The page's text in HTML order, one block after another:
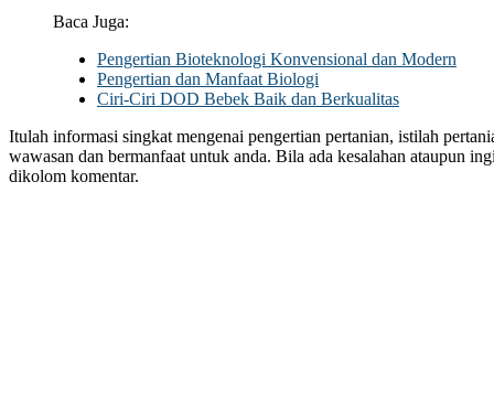
Baca Juga:
Pengertian Bioteknologi Konvensional dan Modern
Pengertian dan Manfaat Biologi
Ciri-Ciri DOD Bebek Baik dan Berkualitas
Itulah informasi singkat mengenai pengertian pertanian, istilah
wawasan dan bermanfaat untuk anda. Bila ada kesalahan ataupun
dikolom komentar.